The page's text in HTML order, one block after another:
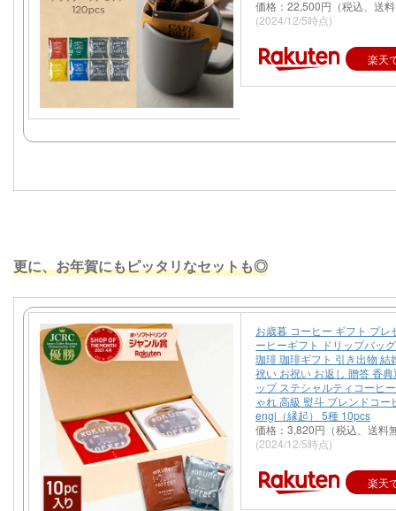
価格：22,500円（税込、送
(2024/12/5時点)
楽天
更に、お年賀にもピッタリなセットも◎
お歳暮 コーヒー ギフト プレ
ーヒーギフト ドリップバッ
珈琲 珈琲ギフト 引き出物 結
祝い お祝い お返し 贈答 香
ップ ステシャルティコーヒ
ゃれ 高級 熨斗 ブレンドコー
engi（縁起） 5種 10pcs
価格：3,820円（税込、送料
(2024/12/5時点)
楽天